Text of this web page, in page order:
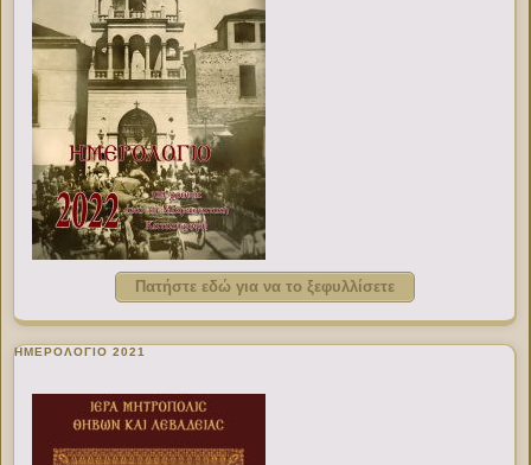
Πατήστε εδώ για να το ξεφυλλίσετε
ΗΜΕΡΟΛΟΓΙΟ 2021